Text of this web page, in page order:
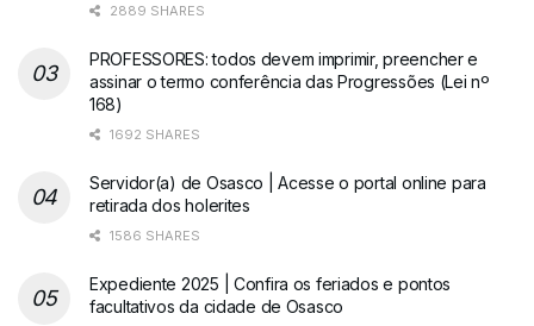
2889 SHARES
PROFESSORES: todos devem imprimir, preencher e
assinar o termo conferência das Progressões (Lei nº
168)
1692 SHARES
Servidor(a) de Osasco | Acesse o portal online para
retirada dos holerites
1586 SHARES
Expediente 2025 | Confira os feriados e pontos
facultativos da cidade de Osasco